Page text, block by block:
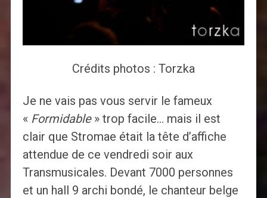
Crédits photos : Torzka
Je ne vais pas vous servir le fameux
«Formidable » trop facile… mais il est
clair que Stromae était la tête d’affiche
attendue de ce vendredi soir aux
Transmusicales. Devant 7000 personnes
et un hall 9 archi bondé, le chanteur belge